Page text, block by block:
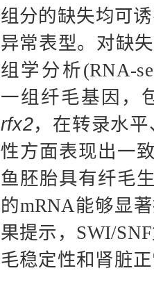
组分的缺失均可
异常表型。对缺
组学分析(RNA-
一组纤毛基因，
rfx2，在转录水平
性方面表现出一
鱼胚胎具有纤毛
的mRNA能够显
果提示，SWI/
毛稳定性和肾脏